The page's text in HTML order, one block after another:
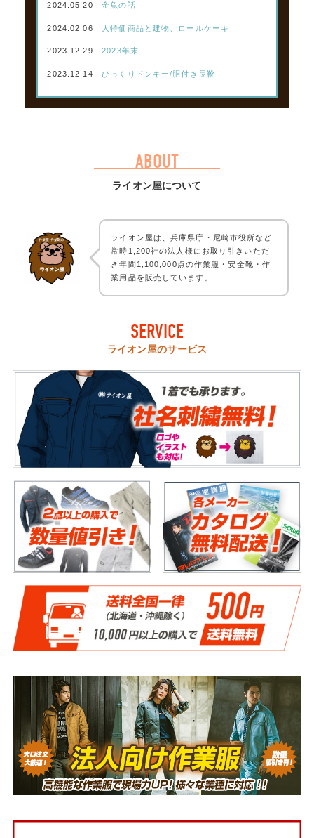
2024.05.20 金魚の話
2024.02.06 大特価商品と建物、ロールケーキ
2023.12.29 2023年末
2023.12.14 びっくりドンキー/胴付き長靴
ABOUT
ライオン屋について
ライオン屋は、兵庫県庁・尼崎市役所など
常時1,200社の法人様にお取り引きいただ
き年間1,100,000点の作業服・安全靴・作
業用品を販売しています。
SERVICE
ライオン屋のサービス